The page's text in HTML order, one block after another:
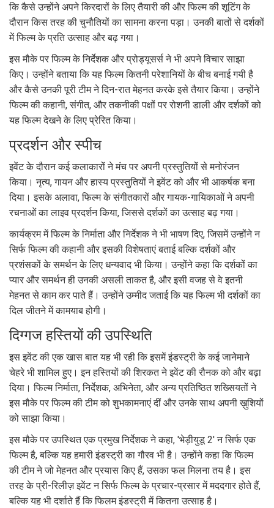
कि कैसे उन्होंने अपने किरदारों के लिए तैयारी की और फिल्म की शूटिंग के
दौरान किस तरह की चुनौतियों का सामना करना पड़ा। उनकी बातों से दर्शकों
में फिल्म के प्रति उत्साह और बढ़ गया।
इस मौके पर फिल्म के निर्देशक और प्रोड्यूसर्स ने भी अपने विचार साझा
किए। उन्होंने बताया कि यह फिल्म कितनी परेशानियों के बीच बनाई गयी है
और कैसे उनकी पूरी टीम ने दिन-रात मेहनत करके इसे तैयार किया। उन्होंने
फिल्म की कहानी, संगीत, और तकनीकी पक्षों पर रोशनी डाली और दर्शकों को
यह फिल्म देखने के लिए प्रेरित किया।
प्रदर्शन और स्पीच
इवेंट के दौरान कई कलाकारों ने मंच पर अपनी प्रस्तुतियों से मनोरंजन
किया। नृत्य, गायन और हास्य प्रस्तुतियों ने इवेंट को और भी आकर्षक बना
दिया। इसके अलावा, फिल्म के संगीतकारों और गायक-गायिकाओं ने अपनी
रचनाओं का लाइव प्रदर्शन किया, जिससे दर्शकों का उत्साह बढ़ गया।
कार्यक्रम में फिल्म के निर्माता और निर्देशक ने भी भाषण दिए, जिसमें उन्होंने न
सिर्फ फिल्म की कहानी और इसकी विशेषताएं बताई बल्कि दर्शकों और
प्रशंसकों के समर्थन के लिए धन्यवाद भी किया। उन्होंने कहा कि दर्शकों का
प्यार और समर्थन ही उनकी असली ताकत है, और इसी वजह से वे इतनी
मेहनत से काम कर पाते हैं। उन्होंने उम्मीद जताई कि यह फिल्म भी दर्शकों का
दिल जीतने में कामयाब होगी।
दिग्गज हस्तियों की उपस्थिति
इस इवेंट की एक खास बात यह भी रही कि इसमें इंडस्ट्री के कई जानेमाने
चेहरे भी शामिल हुए। इन हस्तियों की शिरकत ने इवेंट की रौनक को और बढ़ा
दिया। फिल्म निर्माता, निर्देशक, अभिनेता, और अन्य प्रतिष्ठित शख्सियतों ने
इस मौके पर फिल्म की टीम को शुभकामनाएं दीं और उनके साथ अपनी ख़ुशियों
को साझा किया।
इस मौके पर उपस्थित एक प्रमुख निर्देशक ने कहा, 'भेड़ीयुडू 2' न सिर्फ एक
फिल्म है, बल्कि यह हमारी इंडस्ट्री का गौरव भी है। उन्होंने कहा कि फिल्म
की टीम ने जो मेहनत और प्रयास किए हैं, उसका फल मिलना तय है। इस
तरह के प्री-रिलीज़ इवेंट न सिर्फ फिल्म के प्रचार-प्रसार में मददगार होते हैं,
बल्कि यह भी दर्शाते हैं कि फिलम इंडस्ट्री में कितना उत्साह है।